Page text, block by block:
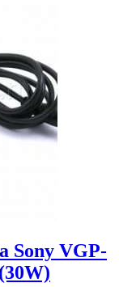
Sony VGP-